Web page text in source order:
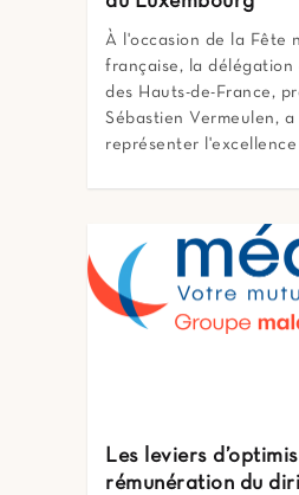
À l'occasion de la Fête
française, la délégation
des Hauts-de-France,
Sébastien Vermeulen,
représenter
Les leviers
rémunération du